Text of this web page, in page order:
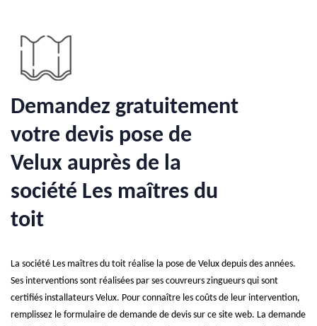
Demandez gratuitement
votre devis pose de
Velux auprès de la
société Les maîtres du
toit
La société Les maîtres du toit réalise la pose de Velux depuis des années.
Ses interventions sont réalisées par ses couvreurs zingueurs qui sont
certifiés installateurs Velux. Pour connaître les coûts de leur intervention,
remplissez le formulaire de demande de devis sur ce site web. La demande